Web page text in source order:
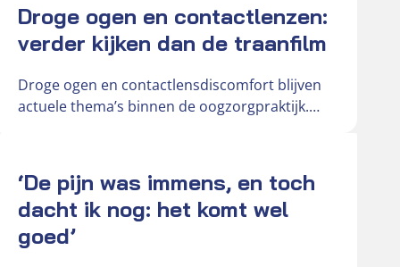
Droge ogen en contactlenzen:
verder kijken dan de traanfilm
Droge ogen en contactlensdiscomfort blijven
actuele thema’s binnen de oogzorgpraktijk.
groeiende vraag…
‘De pijn was immens, en toch
dacht ik nog: het komt wel
goed’